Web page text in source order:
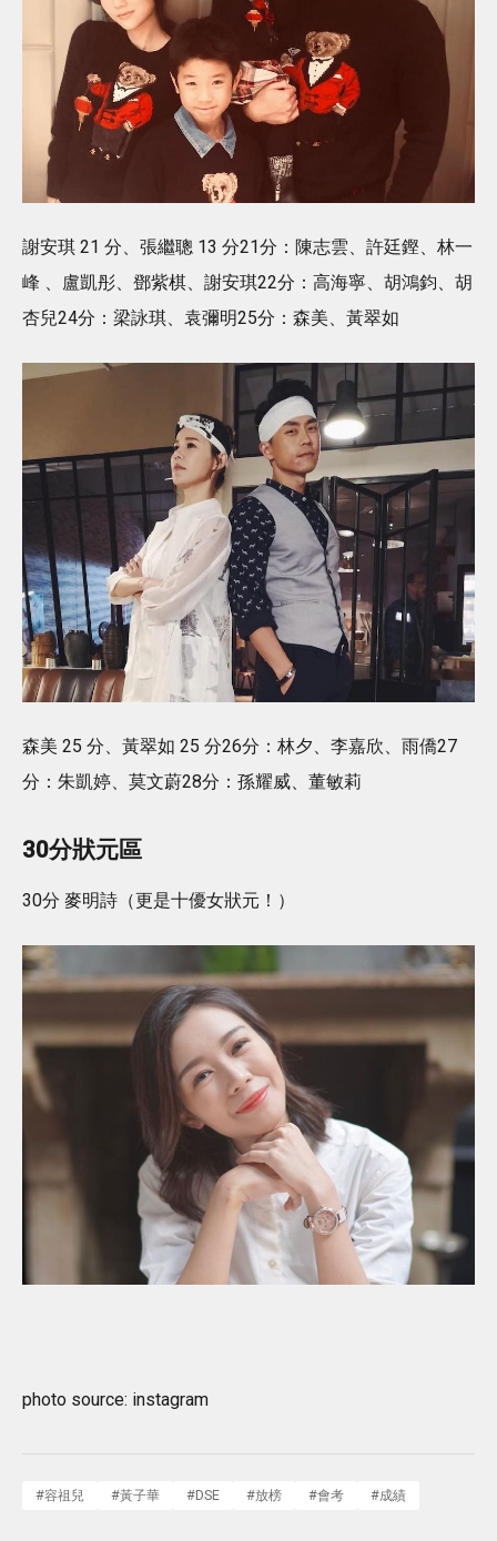
謝安琪 21 分、張繼聰 13 分21分：陳志雲、許廷鏗、林一
峰 、盧凱彤、鄧紫棋、謝安琪22分：高海寧、胡鴻鈞、胡
杏兒24分：梁詠琪、袁彌明25分：森美、黃翠如
森美 25 分、黃翠如 25 分26分：林夕、李嘉欣、雨僑27
分：朱凱婷、莫文蔚28分：孫耀威、董敏莉
30分狀元區
30分 麥明詩（更是十優女狀元！）
photo source: instagram
#容祖兒 #黃子華 #DSE #放榜 #會考 #成績